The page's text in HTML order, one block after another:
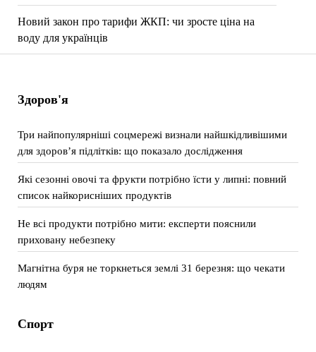
Новий закон про тарифи ЖКП: чи зросте ціна на
воду для українців
Здоров'я
Три найпопулярніші соцмережі визнали найшкідливішими
для здоров’я підлітків: що показало дослідження
Які сезонні овочі та фрукти потрібно їсти у липні: повний
список найкорисніших продуктів
Не всі продукти потрібно мити: експерти пояснили
приховану небезпеку
Магнітна буря не торкнеться землі 31 березня: що чекати
людям
Спорт